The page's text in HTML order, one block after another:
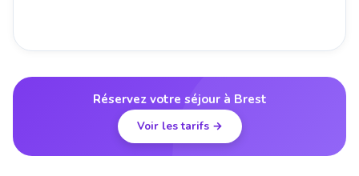
Réservez votre séjour à Brest
Voir les tarifs →